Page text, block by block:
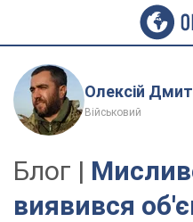
Олексій
Військовий
Блог |
виявився